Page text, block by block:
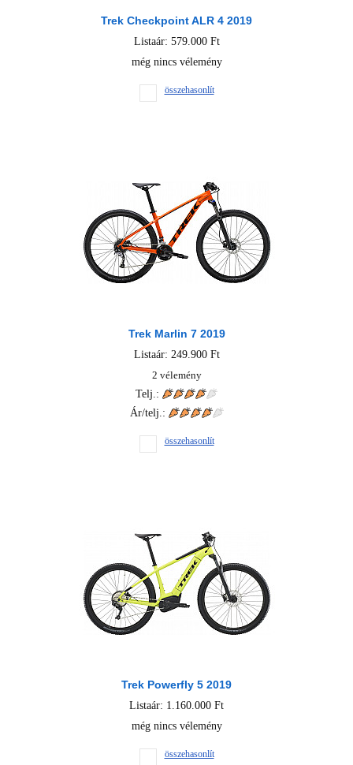
Trek Checkpoint ALR 4 2019
Listaár: 579.000 Ft
még nincs vélemény
összehasonlít
Trek Marlin 7 2019
Listaár: 249.900 Ft
2 vélemény
Telj.:
Ár/telj.:
összehasonlít
Trek Powerfly 5 2019
Listaár: 1.160.000 Ft
még nincs vélemény
összehasonlít